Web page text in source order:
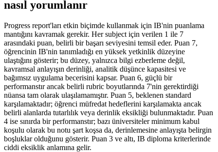
nasıl yorumlanır
Progress report'ları etkin biçimde kullanmak için IB'nin puanlama
mantığını kavramak gerekir. Her subject için verilen 1 ile 7
arasındaki puan, belirli bir başarı seviyesini temsil eder. Puan 7,
öğrencinin IB'nin tanımladığı en yüksek yetkinlik düzeyine
ulaştığını gösterir; bu düzey, yalnızca bilgi ezberleme değil,
kavramsal anlayışın derinliği, analitik düşünce kapasitesi ve
bağımsız uygulama becerisini kapsar. Puan 6, güçlü bir
performanstır ancak belirli rubric boyutlarında 7'nin gerektirdiği
nüansa tam olarak ulaşılamamıştır. Puan 5, beklenen standard
karşılamaktadır; öğrenci müfredat hedeflerini karşılamakta ancak
belirli alanlarda tutarlılık veya derinlik eksikliği bulunmaktadır. Puan
4 ise sınırda bir performanstır; bazı üniversiteler minimum kabul
koşulu olarak bu notu şart koşsa da, derinlemesine anlayışta belirgin
boşluklar olduğunu gösterir. Puan 3 ve altı, IB diploma kriterlerinde
ciddi eksiklik anlamına gelir.